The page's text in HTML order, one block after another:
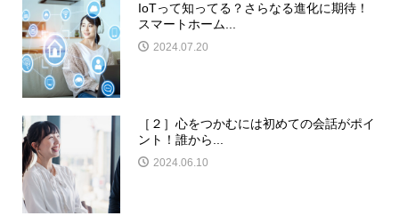
IoTって知ってる？さらなる進化に期待！
スマートホーム...
2024.07.20
［２］心をつかむには初めての会話がポイ
ント！誰から...
2024.06.10